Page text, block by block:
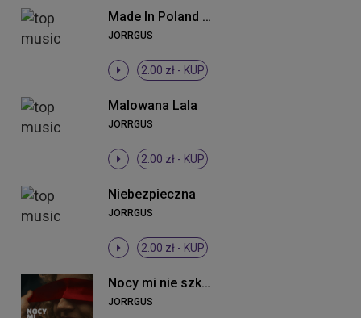
Made In Poland (Radio Edit)
JORRGUS
2.00 zł - KUP
Malowana Lala
JORRGUS
2.00 zł - KUP
Niebezpieczna
JORRGUS
2.00 zł - KUP
Nocy mi nie szkoda
JORRGUS